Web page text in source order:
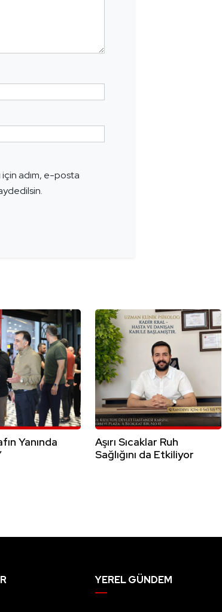
için adım, e-posta
Yanında
Aşırı Sıcaklar Ruh
Sağlığını da Etkiliyor
YEREL GÜNDEM